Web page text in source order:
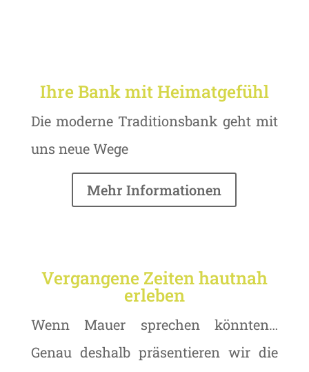
Ihre Bank mit Heimatgefühl
Die moderne Traditionsbank geht mit
uns neue Wege
Mehr Informationen
Vergangene Zeiten hautnah
erleben
Wenn Mauer sprechen könnten…
Genau deshalb präsentieren wir die